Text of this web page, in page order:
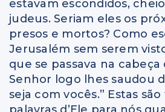
estavam escondidos,
judeus. Seriam eles os
presos e mortos? Como
Jerusalém sem serem
que se passava na cabeça
Senhor logo lhes saudou
seja com vocês.” Estas